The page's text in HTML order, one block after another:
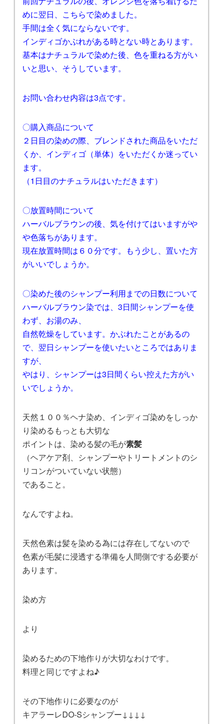
めに翌日、こちらで染めました。
手間は全く気にならないです。
インディゴかぶれがある時とない時とあります。
基本はナチュラルで染めた後、色を重ねる方がい
いと思い、そうしています。
お問い合わせ内容は3点です。
〇購入商品について
２日目の染めの際、ブレンドされた商品をいただ
くか、インディゴ（単体）をいただくか迷ってい
ます。
（1日目のナチュラルはいただきます）
〇放置時間について
ハーバルブラウンの後、気を付けてはいますがや
や色落ちがあります。
現在放置時間は６０分です。もう少し、置いた方
がいいでしょうか。
〇染めた後のシャンプー利用までの日数について
ハーバルブラウン染では、3日間シャンプーを使
わず、お湯のみ、
自然乾燥をしています。かぶれたことがあるの
で、翌日シャンプーを使いたいところではありま
すが、
やはり、シャンプーは3日間くらい控えた方がい
いでしょうか。
天然１００％ヘナ染め、インディゴ染めをしっか
り染めるもっとも大切な
ポイントは、染める髪の毛が素髪
（ヘアケア剤、シャンプーやトリートメントのシ
リコンがついていない状態）
であること。
なんですよね。
天然色素は髪を染める為には存在してないので
色素が毛髪に浸透する準備を人間側でする必要が
あります。
染め方
より
染めるための下地作りが大切なわけです。
料理と同じですよね♪
その下地作りに必要なのが
キアラーレDO-Sシャンプー↓↓↓↓